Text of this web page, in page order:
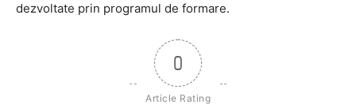
dezvoltate prin programul de formare.
0
Article Rating